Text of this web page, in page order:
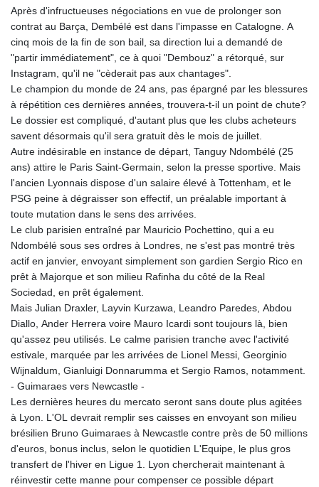
Après d'infructueuses négociations en vue de prolonger son
contrat au Barça, Dembélé est dans l'impasse en Catalogne. A
cinq mois de la fin de son bail, sa direction lui a demandé de
"partir immédiatement", ce à quoi "Dembouz" a rétorqué, sur
Instagram, qu'il ne "cèderait pas aux chantages".
Le champion du monde de 24 ans, pas épargné par les blessures
à répétition ces dernières années, trouvera-t-il un point de chute?
Le dossier est compliqué, d'autant plus que les clubs acheteurs
savent désormais qu'il sera gratuit dès le mois de juillet.
Autre indésirable en instance de départ, Tanguy Ndombélé (25
ans) attire le Paris Saint-Germain, selon la presse sportive. Mais
l'ancien Lyonnais dispose d'un salaire élevé à Tottenham, et le
PSG peine à dégraisser son effectif, un préalable important à
toute mutation dans le sens des arrivées.
Le club parisien entraîné par Mauricio Pochettino, qui a eu
Ndombélé sous ses ordres à Londres, ne s'est pas montré très
actif en janvier, envoyant simplement son gardien Sergio Rico en
prêt à Majorque et son milieu Rafinha du côté de la Real
Sociedad, en prêt également.
Mais Julian Draxler, Layvin Kurzawa, Leandro Paredes, Abdou
Diallo, Ander Herrera voire Mauro Icardi sont toujours là, bien
qu'assez peu utilisés. Le calme parisien tranche avec l'activité
estivale, marquée par les arrivées de Lionel Messi, Georginio
Wijnaldum, Gianluigi Donnarumma et Sergio Ramos, notamment.
- Guimaraes vers Newcastle -
Les dernières heures du mercato seront sans doute plus agitées
à Lyon. L'OL devrait remplir ses caisses en envoyant son milieu
brésilien Bruno Guimaraes à Newcastle contre près de 50 millions
d'euros, bonus inclus, selon le quotidien L'Equipe, le plus gros
transfert de l'hiver en Ligue 1. Lyon chercherait maintenant à
réinvestir cette manne pour compenser ce possible départ